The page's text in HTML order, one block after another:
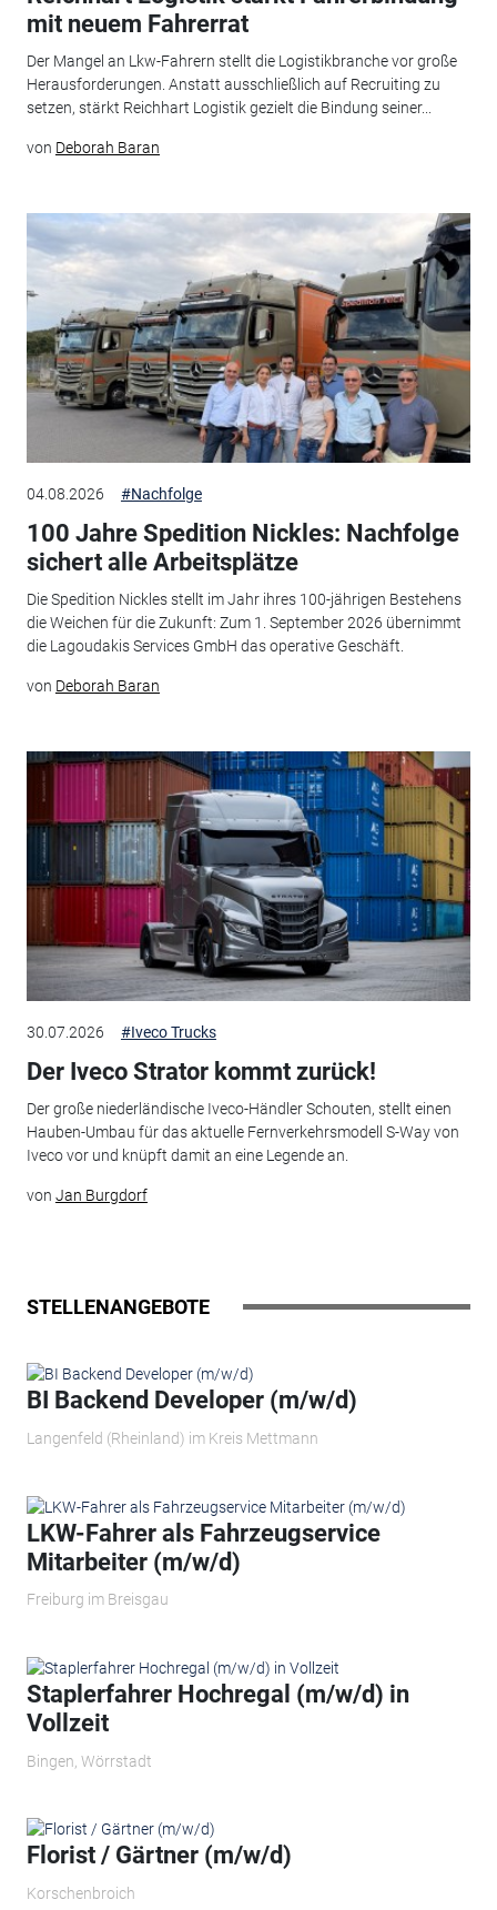
mit neuem Fahrerrat
Der Mangel an Lkw-Fahrern stellt die Logistikbranche vor große
Herausforderungen. Anstatt ausschließlich auf Recruiting zu
setzen, stärkt Reichhart Logistik gezielt die Bindung seiner...
von Deborah Baran
04.08.2026 #Nachfolge
100 Jahre Spedition Nickles: Nachfolge
sichert alle Arbeitsplätze
Die Spedition Nickles stellt im Jahr ihres 100-jährigen Bestehens
die Weichen für die Zukunft: Zum 1. September 2026 übernimmt
die Lagoudakis Services GmbH das operative Geschäft.
von Deborah Baran
30.07.2026 #Iveco Trucks
Der Iveco Strator kommt zurück!
Der große niederländische Iveco-Händler Schouten, stellt einen
Hauben-Umbau für das aktuelle Fernverkehrsmodell S-Way von
Iveco vor und knüpft damit an eine Legende an.
von Jan Burgdorf
STELLENANGEBOTE
BI Backend Developer (m/w/d)
Langenfeld (Rheinland) im Kreis Mettmann
LKW-Fahrer als Fahrzeugservice
Mitarbeiter (m/w/d)
Freiburg im Breisgau
Staplerfahrer Hochregal (m/w/d) in
Vollzeit
Bingen, Wörrstadt
Florist / Gärtner (m/w/d)
Korschenbroich